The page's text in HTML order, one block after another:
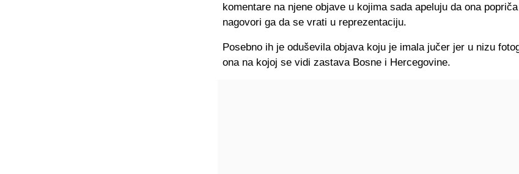
komentare na njene objave u kojima sada apeluju da ona
nagovori ga da se vrati u reprezentaciju.
Posebno ih je oduševila objava koju je imala jučer jer u nizu
ona na kojoj se vidi zastava Bosne i Hercegovine.